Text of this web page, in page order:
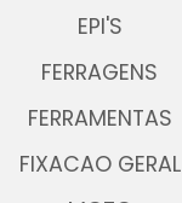
EPI'S
FERRAGENS
FERRAMENTAS
FIXACAO GERAL